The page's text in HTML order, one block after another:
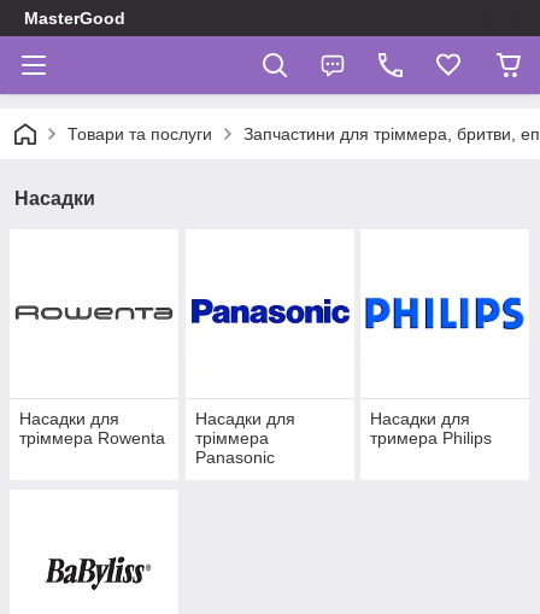
MasterGood
Товари та послуги Запчастини для тріммера, бритви,
Насадки
Насадки для
тріммера Rowenta
Насадки для
тріммера
Panasonic
Насадки для
тримера Philips